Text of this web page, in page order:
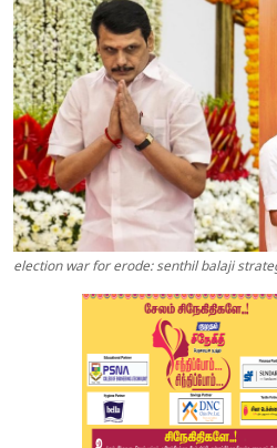
Politics
election war for erode: senthil balaji